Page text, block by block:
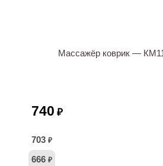
Массажёр коврик —
740 ₽
703 ₽
666 ₽